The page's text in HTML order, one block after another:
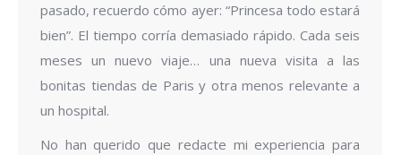
pasado, recuerdo cómo ayer: “Princesa todo estará
bien”. El tiempo corría demasiado rápido. Cada seis
meses un nuevo viaje… una nueva visita a las
bonitas tiendas de Paris y otra menos relevante a
un hospital.
No han querido que redacte mi experiencia para